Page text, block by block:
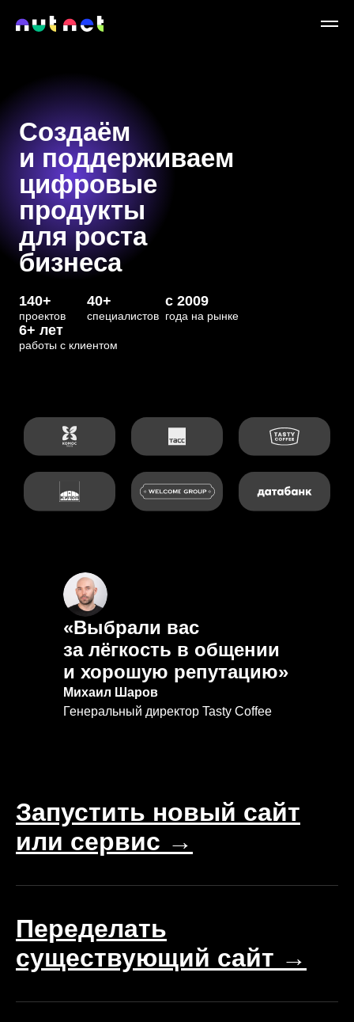
Создаём
и поддерживаем
цифровые
продукты
для роста
бизнеса
140+
проектов
40+
специалистов
с 2009
года на рынке
6+ лет
работы с клиентом
«Выбрали вас
за лёгкость в общении
и хорошую репутацию»
Михаил Шаров
Генеральный директор Tasty Coffee
Запустить новый сайт
или сервис →
Переделать
существующий сайт →